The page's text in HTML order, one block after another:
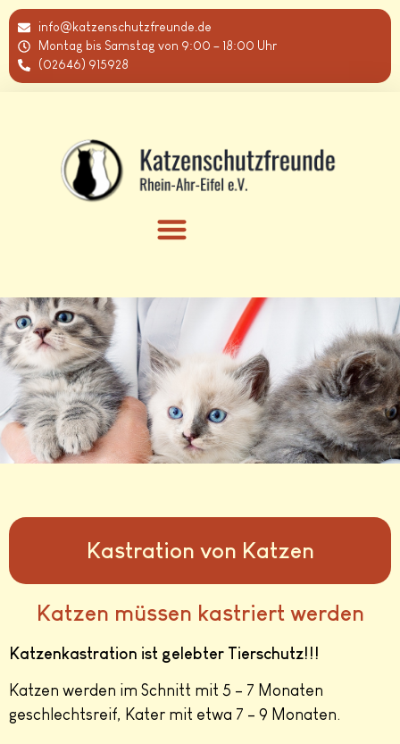
info@katzenschutzfreunde.de
Montag bis Samstag von 9:00 – 18:00 Uhr
(02646) 915928
Kastration von Katzen
Katzen müssen kastriert werden
Katzenkastration ist gelebter Tierschutz!!!
Katzen werden im Schnitt mit 5 – 7 Monaten
geschlechtsreif, Kater mit etwa 7 – 9 Monaten.